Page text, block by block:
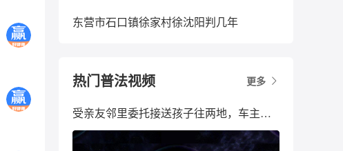
东营市石口镇徐家村徐沈阳判几年
热门普法视频 更多
受亲友邻里委托接送孩子往两地，车主被罚3万，法院判了